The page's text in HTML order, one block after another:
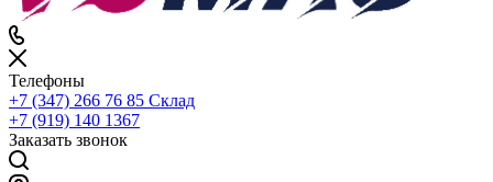
Телефоны
+7 (347) 266 76 85 Склад
+7 (919) 140 1367
Заказать звонок